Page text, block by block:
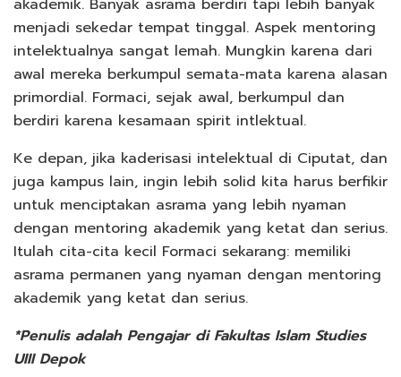
akademik. Banyak asrama berdiri tapi lebih banyak
menjadi sekedar tempat tinggal. Aspek mentoring
intelektualnya sangat lemah. Mungkin karena dari
awal mereka berkumpul semata-mata karena alasan
primordial. Formaci, sejak awal, berkumpul dan
berdiri karena kesamaan spirit intlektual.
Ke depan, jika kaderisasi intelektual di Ciputat, dan
juga kampus lain, ingin lebih solid kita harus berfikir
untuk menciptakan asrama yang lebih nyaman
dengan mentoring akademik yang ketat dan serius.
Itulah cita-cita kecil Formaci sekarang: memiliki
asrama permanen yang nyaman dengan mentoring
akademik yang ketat dan serius.
*Penulis adalah Pengajar di Fakultas Islam Studies
UIII Depok